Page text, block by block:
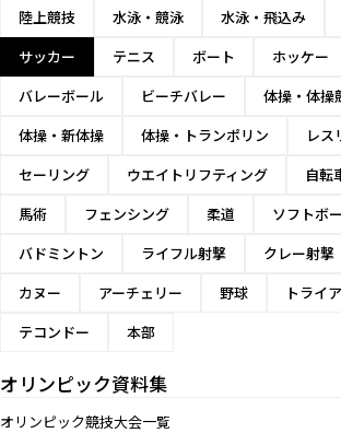
陸上競技 水泳・競泳 水泳・飛込み
サッカー
テニス ボート ホッケー
バレーボール
ビーチバレー
体操・体操
体操・新体操
体操・トランポリン
レス
セーリング
ウエイトリフティング 自転
馬術
フェンシング 柔道
ソフトボ
バドミントン
ライフル射撃 クレー射撃
カヌー
アーチェリー 野球
トライ
テコンドー
本部
オリンピック資料集
オリンピック競技大会一覧